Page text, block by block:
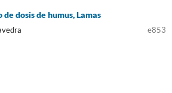
dosis de humus, Lamas
e853